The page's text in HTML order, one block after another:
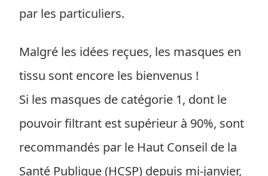
par les particuliers.
Malgré les idées reçues, les masques en
tissu sont encore les bienvenus !
Si les masques de catégorie 1, dont le
pouvoir filtrant est supérieur à 90%, sont
recommandés par le Haut Conseil de la
Santé Publique (HCSP) depuis mi-janvier,